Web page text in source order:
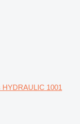
HYDRAULIC 1001